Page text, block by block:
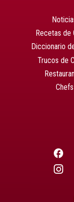
Recetas de
Diccionario
Trucos de
Chefs